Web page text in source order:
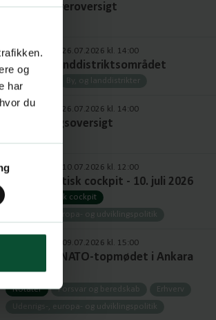
og
har
du
Fuld ordføreroversigt
Opdateret: 26.07.2026 kl. 14:00
Byer- og Landdistriktsområdet
By, og landdistrikter
Opdateret: 26.07.2026 kl. 14:00
Fuld udvalgsoversigt
Opdateret: 10.07.2026 kl. 12:00
Europapolitisk cockpit - 10. juli 2026
Europapolitisk cockpit
Udenrigs-, europa- og udviklingspolitik
Opdateret: 09.07.2026 kl. 15:00
Notat om NATO-topmødet i Ankara
2026
Notater Forsvar og beredskab
Erhverv
Udenrigs-, europa- og udviklingspolitik